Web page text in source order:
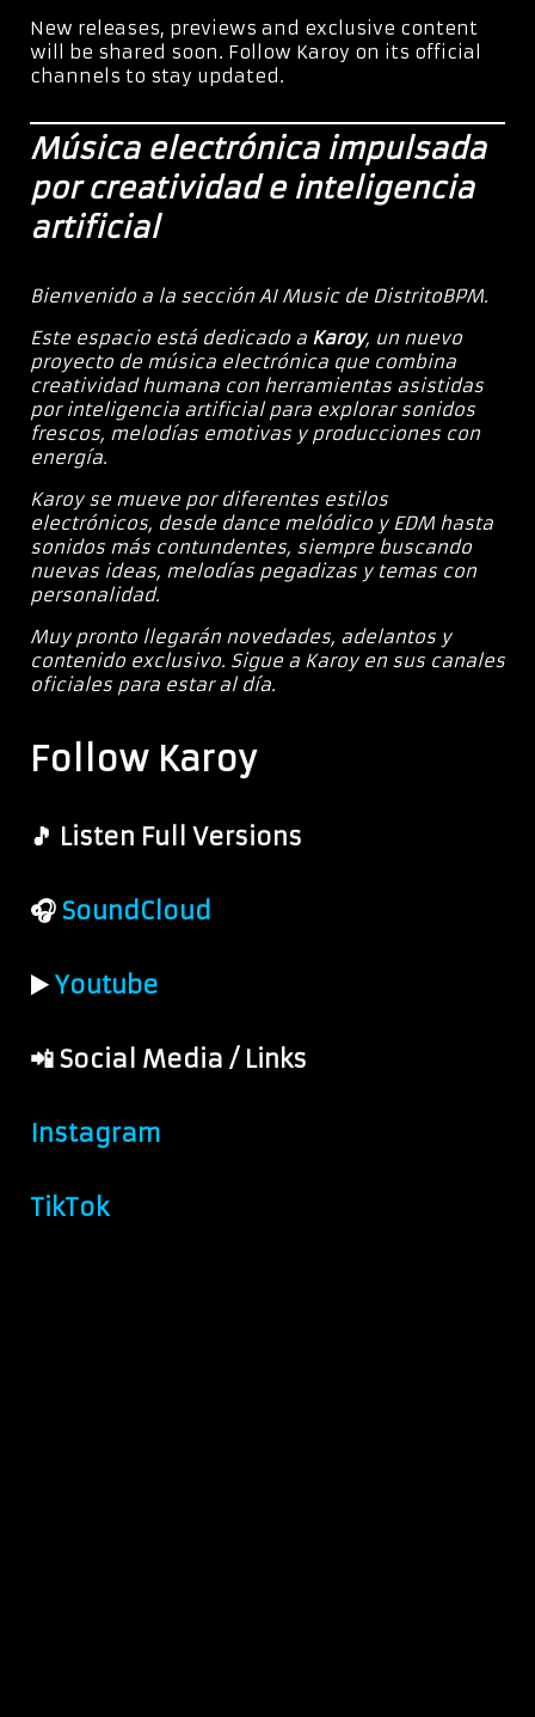
New releases, previews and exclusive content
will be shared soon. Follow Karoy on its official
channels to stay updated.
Música electrónica impulsada
por creatividad e inteligencia
artificial
Bienvenido a la sección AI Music de DistritoBPM.
Este espacio está dedicado a Karoy, un nuevo
proyecto de música electrónica que combina
creatividad humana con herramientas asistidas
por inteligencia artificial para explorar sonidos
frescos, melodías emotivas y producciones con
energía.
Karoy se mueve por diferentes estilos
electrónicos, desde dance melódico y EDM hasta
sonidos más contundentes, siempre buscando
nuevas ideas, melodías pegadizas y temas con
personalidad.
Muy pronto llegarán novedades, adelantos y
contenido exclusivo. Sigue a Karoy en sus canales
oficiales para estar al día.
Follow Karoy
🎵 Listen Full Versions
🎧 SoundCloud
▶️ Youtube
📲 Social Media / Links
Instagram
TikTok